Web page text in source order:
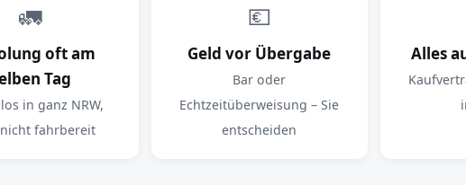
🚛
oft am
Tag
in ganz NRW,
fahrbereit
💶
Geld vor Übergabe
Bar oder
Echtzeitüberweisung – Sie
entscheiden
Alles